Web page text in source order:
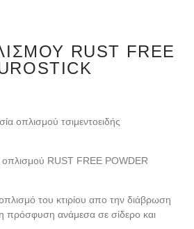
RUST FREE
οπλισμού τσιμεντοειδής
οπλισμού RUST FREE POWDER
του κτιρίου απο την διάβρωση
πρόσφυση ανάμεσα σε σίδερο και